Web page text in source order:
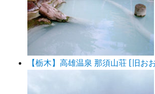
【栃木】高雄温泉 那須山荘 [旧お